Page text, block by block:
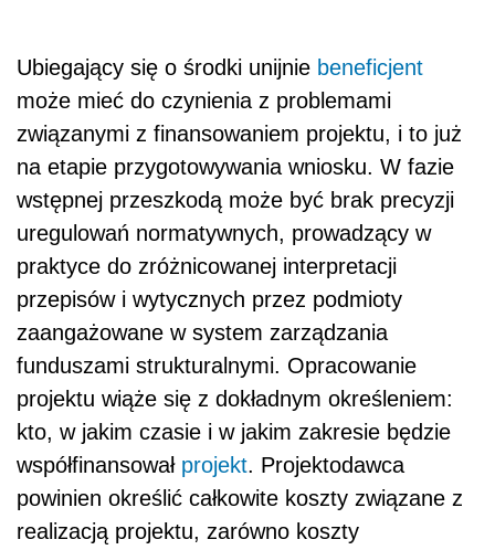
Ubiegający się o środki unijnie beneficjent
może mieć do czynienia z problemami
związanymi z finansowaniem projektu, i to już
na etapie przygotowywania wniosku. W fazie
wstępnej przeszkodą może być brak precyzji
uregulowań normatywnych, prowadzący w
praktyce do zróżnicowanej interpretacji
przepisów i wytycznych przez podmioty
zaangażowane w system zarządzania
funduszami strukturalnymi. Opracowanie
projektu wiąże się z dokładnym określeniem:
kto, w jakim czasie i w jakim zakresie będzie
współfinansował projekt. Projektodawca
powinien określić całkowite koszty związane z
realizacją projektu, zarówno koszty